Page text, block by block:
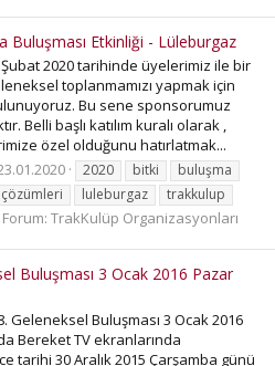
Buluşması Etkinliği - Lüleburgaz
2020 tarihinde üyelerimiz ile bir
toplanmamızı yapmak için
Bu sene sponsorumuz
Belli başlı katılım kuralı olarak ,
özel olduğunu hatırlatmak...
2020 bitki
buluşma
çözümleri luleburgaz
trakkulup
Forum: TrakKulüp Organizasyonları
Buluşması 3 Ocak 2016 Pazar
Geleneksel Buluşması 3 Ocak 2016
Bereket TV ekranlarında
tarihi 30 Aralık 2015 Çarşamba günü